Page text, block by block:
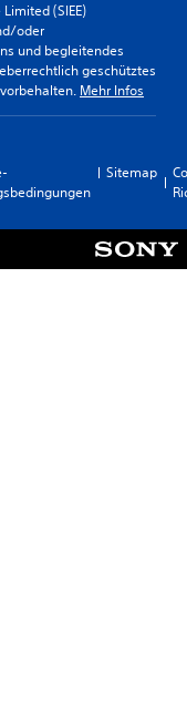
(SIEE)
oder
und begleitendes
geschütztes
Mehr Infos
Sitemap